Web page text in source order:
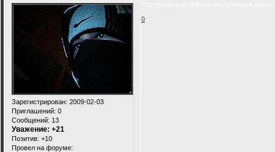
Зарегистрирован: 2009-02-03
Приглашений: 0
Сообщений: 13
Уважение: +21
Позитив: +10
Провел на форуме:
0